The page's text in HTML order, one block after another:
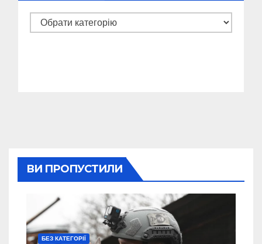
Категорії
ВИ ПРОПУСТИЛИ
БЕЗ КАТЕГОРІЇ